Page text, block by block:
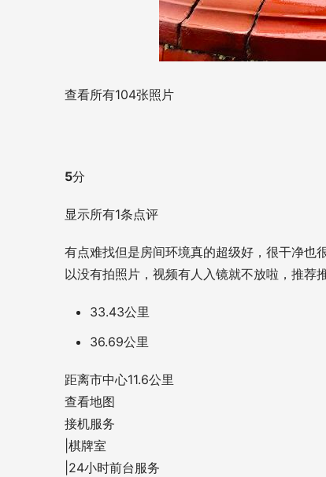
查看所有104张照片
5分
显示所有1条点评
有点难找但是房间环境真的超级好，很干净也
以没有拍照片，视频有人入镜就不放啦，推荐
33.43公里
36.69公里
距离市中心11.6公里
查看地图
接机服务
棋牌室
24小时前台服务